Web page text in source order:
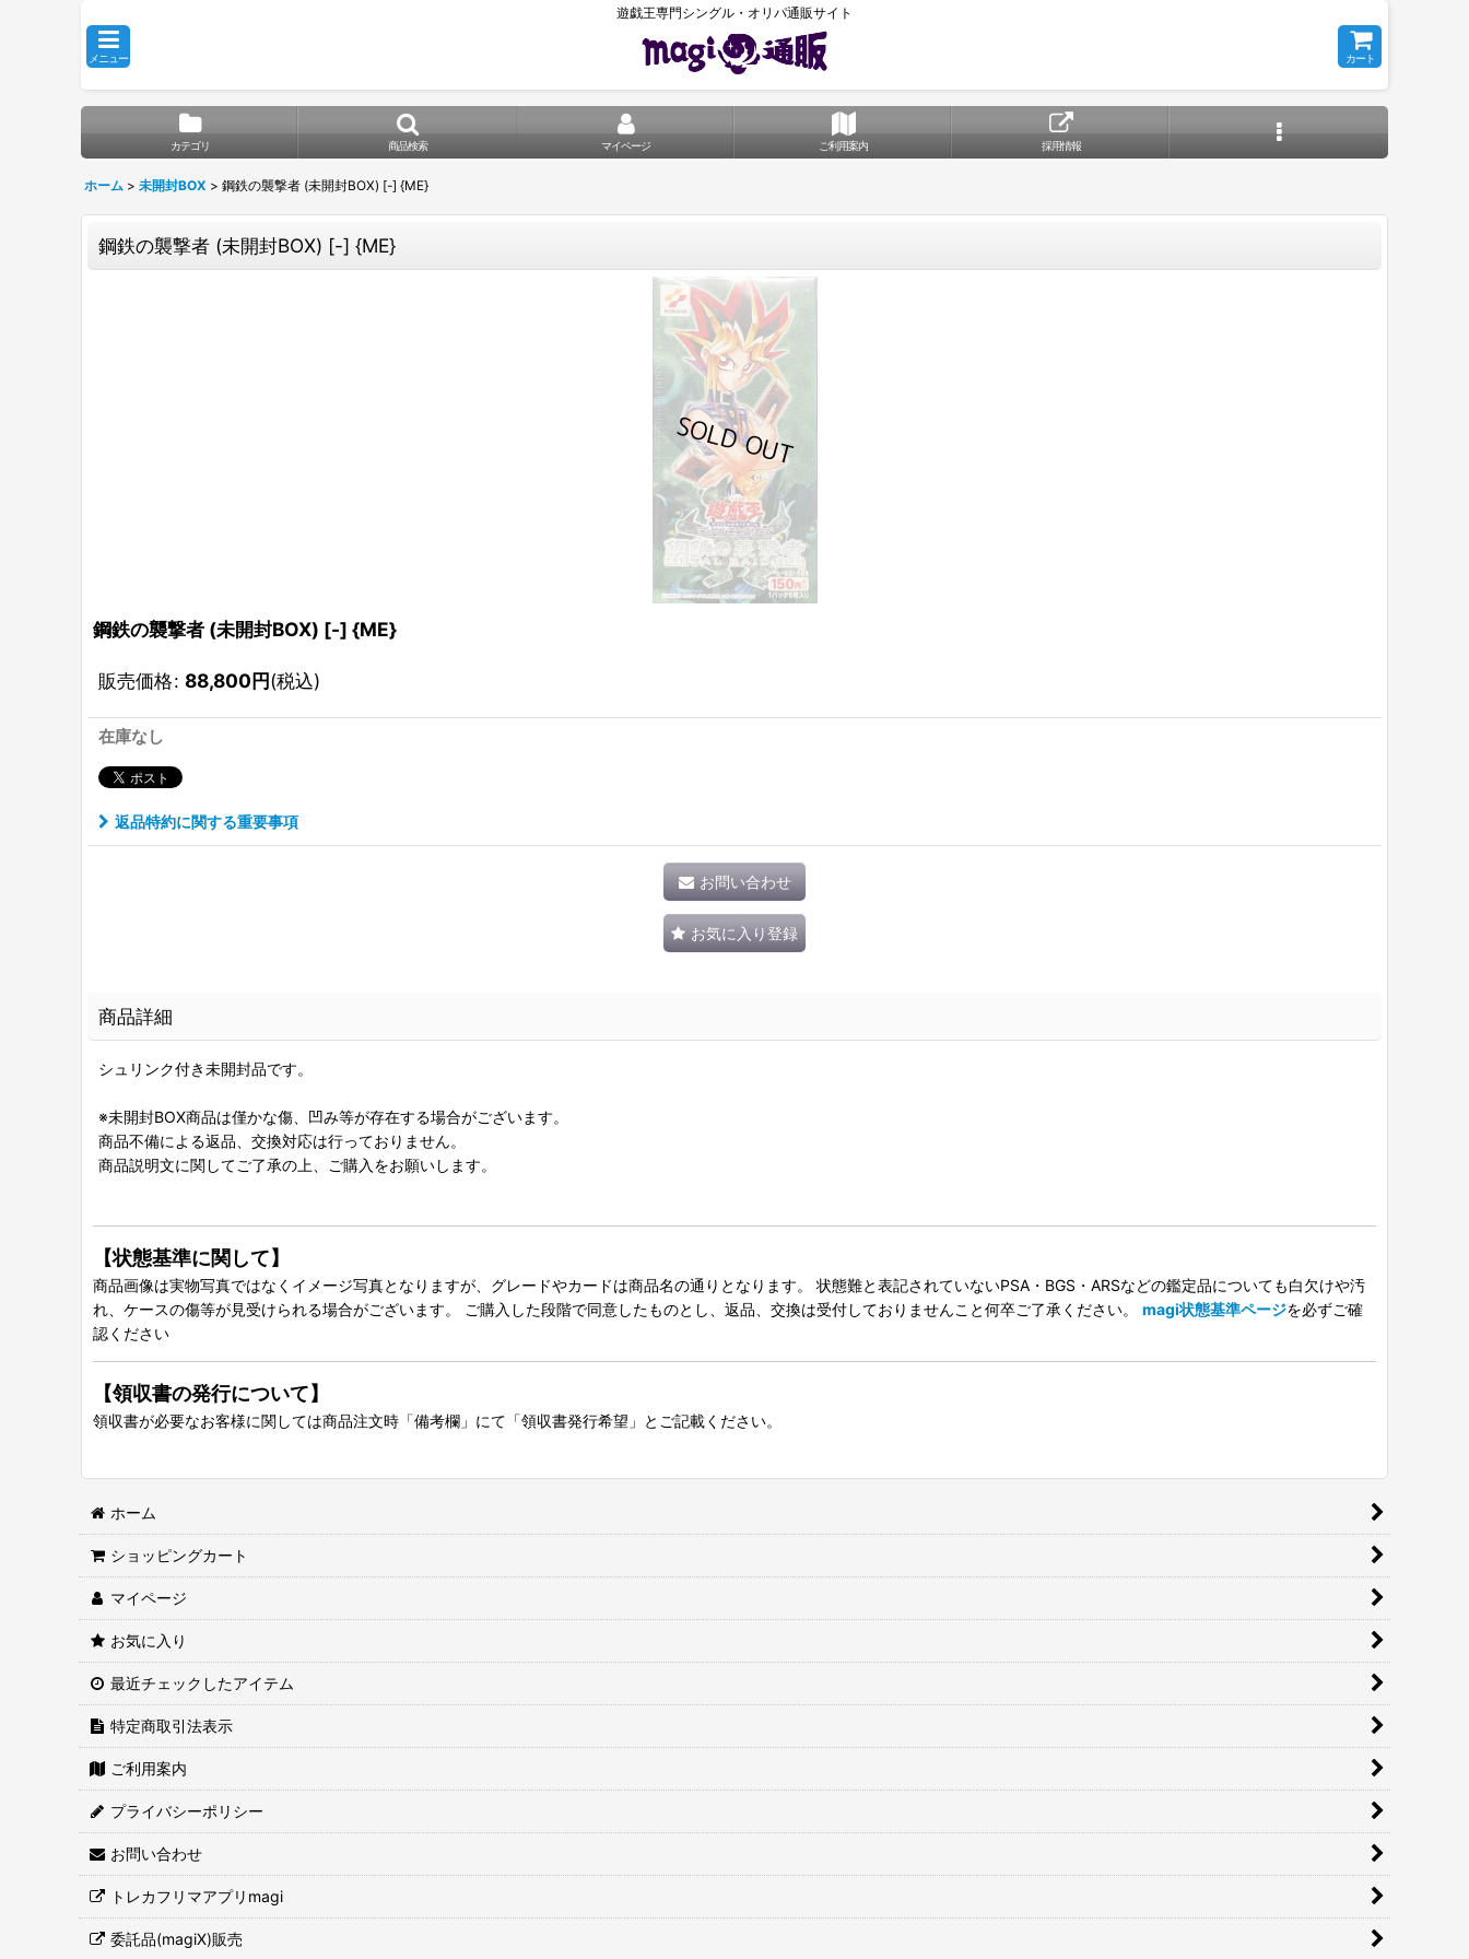
遊戯王専門シングル・オリパ通販サイト
メニュー カート
カテゴリ 商品検索 マイページ ご利用案内 採用情報
ホーム > 未開封BOX > 鋼鉄の襲撃者 (未開封BOX) [-] {ME}
鋼鉄の襲撃者 (未開封BOX) [-] {ME}
鋼鉄の襲撃者 (未開封BOX) [-] {ME}
販売価格: 88,800円(税込)
在庫なし
返品特約に関する重要事項
お問い合わせ
お気に入り登録
商品詳細
シュリンク付き未開封品です。
※未開封BOX商品は僅かな傷、凹み等が存在する場合がございます。
商品不備による返品、交換対応は行っておりません。
商品説明文に関してご了承の上、ご購入をお願いします。
【状態基準に関して】
商品画像は実物写真ではなくイメージ写真となりますが、グレードやカードは商品名の通りとなります。 状態難と表記されていないPSA・BGS・ARSなどの鑑定品についても白欠けや汚
れ、ケースの傷等が見受けられる場合がございます。 ご購入した段階で同意したものとし、返品、交換は受付しておりませんこと何卒ご了承ください。 magi状態基準ページを必ずご確
認ください
【領収書の発行について】
領収書が必要なお客様に関しては商品注文時「備考欄」にて「領収書発行希望」とご記載ください。
ホーム
ショッピングカート
マイページ
お気に入り
最近チェックしたアイテム
特定商取引法表示
ご利用案内
プライバシーポリシー
お問い合わせ
トレカフリマアプリmagi
委託品(magiX)販売